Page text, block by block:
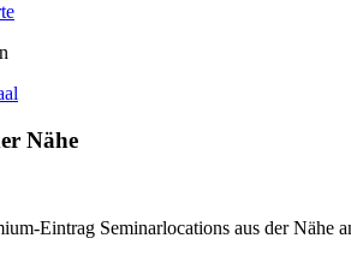
Nähe
Eintrag Seminarlocations aus der Nähe